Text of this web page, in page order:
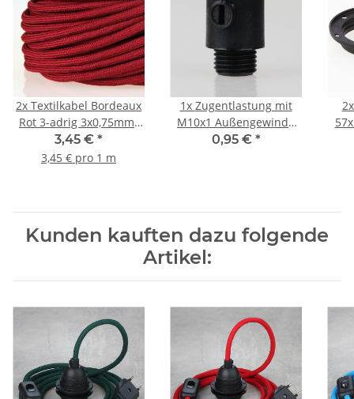
2x Textilkabel Bordeaux
Rot 3-adrig 3x0,75mm²
Zug-Pendelleitung
S03RT-F 3G0,75
3,45 € *
3,45 € pro 1 m
1x Zugentlastung mit
M10x1 Außengewinde
für Kabel 13x19mm
0,95 € *
Kunden kauften dazu folgende
Artikel: